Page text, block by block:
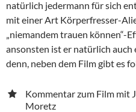
natürlich jedermann für sich
mit einer Art Körperfresser-
„niemandem trauen können“-
ansonsten ist er natürlich auch
denn, neben dem Film gibt es
Kommentar zum Film mit
Moretz